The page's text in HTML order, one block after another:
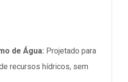
de Água: Projetado para
recursos hídricos, sem